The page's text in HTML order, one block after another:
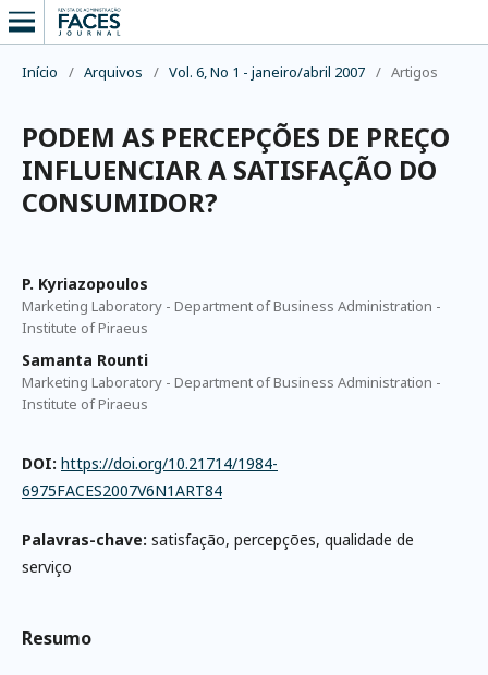
Início / Arquivos / Vol. 6, No 1 - janeiro/abril 2007 / Artigos
PODEM AS PERCEPÇÕES DE PREÇO
INFLUENCIAR A SATISFAÇÃO DO
CONSUMIDOR?
P. Kyriazopoulos
Marketing Laboratory - Department of Business Administration -
Institute of Piraeus
Samanta Rounti
Marketing Laboratory - Department of Business Administration -
Institute of Piraeus
DOI: https://doi.org/10.21714/1984-
6975FACES2007V6N1ART84
Palavras-chave: satisfação, percepções, qualidade de
serviço
Resumo